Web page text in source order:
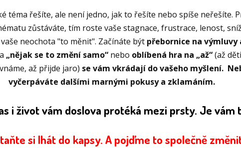
téma řešíte, ale není jedno, jak to řešíte nebo spíše neřešíte.
zůstáváte, tím roste vaše stagnace, frustrace, lenost,
neochota "to měnit". Začínáte být přebornice na výmluvy
„nějak se to změní samo“ nebo oblíbená hra na „až“(až
až přijde jaro) se vám vkrádají do vašeho myšlení.
vyčerpáváte dalšími marnými pokusy a zklamáním.
i život vám doslova protéká mezi prsty. Je vám
si lhát do kapsy. A pojďme to společně